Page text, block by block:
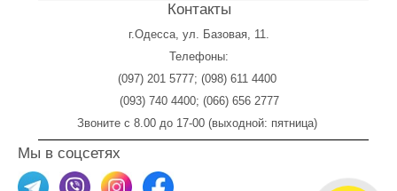
Контакты
г.Одесса, ул. Базовая, 11.
Телефоны:
(097) 201 5777;(098) 611 4400
(093) 740 4400; (066) 656 2777
Звоните с 8.00 до 17-00 (выходной: пятница)
Мы в соцсетях